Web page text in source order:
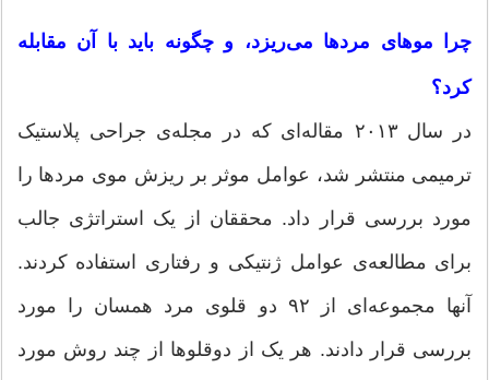
چرا موهای مردها می‌ریزد، و چگونه باید با آن مقابله
کرد؟
در سال ۲۰۱۳ مقاله‌ای که در مجله‌ی جراحی پلاستیک
ترمیمی منتشر شد، عوامل موثر بر ریزش موی مردها را
مورد بررسی قرار داد. محققان از یک استراتژی جالب
برای مطالعه‌ی عوامل ژنتیکی و رفتاری استفاده کردند.
آنها مجموعه‌ای از ۹۲ دو قلوی مرد همسان را مورد
بررسی قرار دادند. هر یک از دوقلوها از چند روش مورد